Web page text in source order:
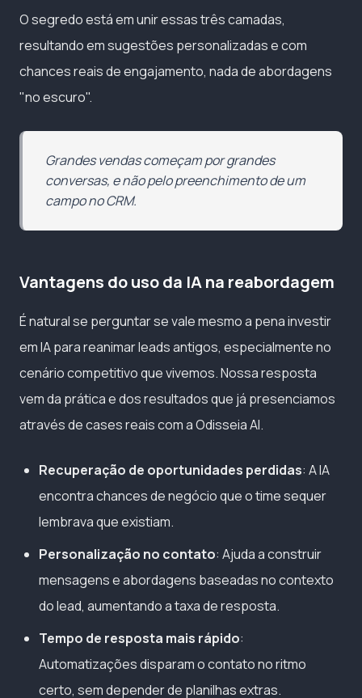
O segredo está em unir essas três camadas,
resultando em sugestões personalizadas e com
chances reais de engajamento, nada de abordagens
"no escuro".
Grandes vendas começam por grandes
conversas, e não pelo preenchimento de um
campo no CRM.
Vantagens do uso da IA na reabordagem
É natural se perguntar se vale mesmo a pena investir
em IA para reanimar leads antigos, especialmente no
cenário competitivo que vivemos. Nossa resposta
vem da prática e dos resultados que já presenciamos
através de cases reais com a Odisseia AI.
Recuperação de oportunidades perdidas: A IA
encontra chances de negócio que o time sequer
lembrava que existiam.
Personalização no contato: Ajuda a construir
mensagens e abordagens baseadas no contexto
do lead, aumentando a taxa de resposta.
Tempo de resposta mais rápido:
Automatizações disparam o contato no ritmo
certo, sem depender de planilhas extras.